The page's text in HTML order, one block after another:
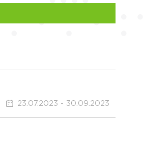
23.07.2023 - 30.09.2023